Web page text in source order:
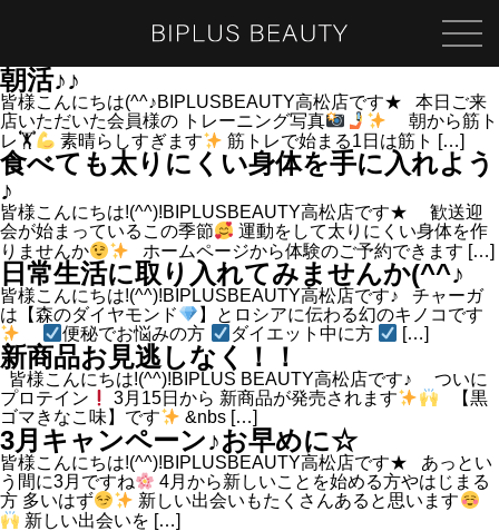
朝活♪♪
皆様こんにちは(^^♪BIPLUSBEAUTY高松店です★ 本日ご来
店いただいた会員様の トレーニング写真
朝から筋ト
レ🏋
素晴らしすぎます 筋トレで始まる1日は筋ト […]
食べても太りにくい身体を手に入れよう
♪
皆様こんにちは!(^^)!BIPLUSBEAUTY高松店です★ 歓送迎
会が始まっているこの季節
運動をして太りにくい身体を作
りませんか
ホームページから体験のご予約できます […]
日常生活に取り入れてみませんか(^^♪
皆様こんにちは!(^^)!BIPLUSBEAUTY高松店です♪ チャーガ
は【森のダイヤモンド
】とロシアに伝わる幻のキノコです
便秘でお悩みの方
ダイエット中に方 […]
新商品お見逃しなく！！
皆様こんにちは!(^^)!BIPLUS BEAUTY高松店です♪ ついに
プロテイン
3月15日から 新商品が発売されます
【黒
ゴマきなこ味】です
&nbs […]
3月キャンペーン♪お早めに☆
皆様こんにちは!(^^)!BIPLUSBEAUTY高松店です★ あっとい
う間に3月ですね
4月から新しいことを始める方やはじまる
方 多いはず
新しい出会いもたくさんあると思います
新しい出会いを […]